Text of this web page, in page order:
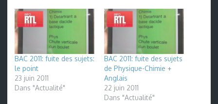
BAC 2011: fuite des sujets:
le point
23 juin 2011
Dans "Actualité"
BAC 2011: fuite des sujets
de Physique-Chimie +
Anglais
22 juin 2011
Dans "Actualité"